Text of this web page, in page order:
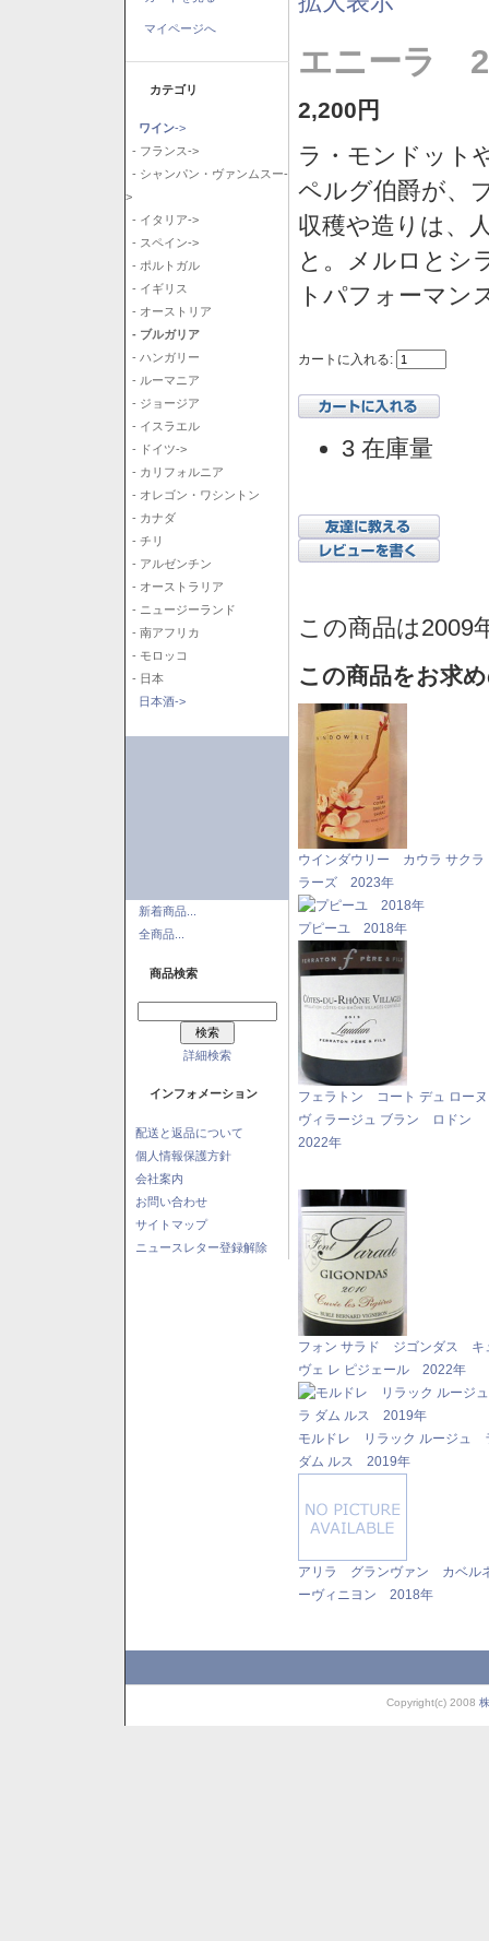
マイページへ
カテゴリ
ワイン->
- フランス->
- シャンパン・ヴァンムスー-
>
- イタリア->
- スペイン->
- ポルトガル
- イギリス
- オーストリア
- ブルガリア
- ハンガリー
- ルーマニア
- ジョージア
- イスラエル
- ドイツ->
- カリフォルニア
- オレゴン・ワシントン
- カナダ
- チリ
- アルゼンチン
- オーストラリア
- ニュージーランド
- 南アフリカ
- モロッコ
- 日本
日本酒->
新着商品...
全商品...
商品検索
詳細検索
インフォメーション
配送と返品について
個人情報保護方針
会社案内
お問い合わせ
サイトマップ
ニュースレター登録解除
エニーラ
2,200円
ラ・モンドット
ペルグ伯爵が、
収穫や造りは、
と。メルロとシ
トパフォーマン
カートに入れる:
3 在庫量
この商品は2009
この商品をお求
ウインダウリー カウラ サクラ
ラーズ 2023年
プピーユ 2018年
フェラトン コート デュ ロー
ヴィラージュ ブラン ロドン
2022年
フォン サラド ジゴンダス キ
ヴェ レ ピジェール 2022年
モルドレ リラック ルージュ
ダム ルス 2019年
アリラ グランヴァン カベル
ーヴィニヨン 2018年
Copyright(c) 2008